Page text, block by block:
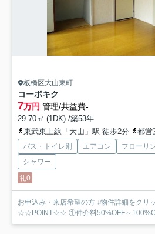
板橋区大山東町
コーポキク
7万円 管理/共益費-
29.70㎡ (1DK) /築53年
東武東上線「大山」駅 徒歩2分
都営三
バス・トイレ別 エアコン フローリ
シャワー
礼0
お申込み・来店希望の方 ↓物件詳細をクリ
☆☆POINT☆☆ ①仲介料50%OFF～